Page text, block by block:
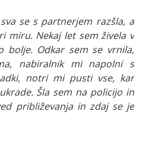
se s partnerjem razšla, a
miru. Nekaj let sem živela v
Odkar sem se vrnila,
nabiralnik mi napolni s
notri mi pusti vse, kar
Šla sem na policijo in
približevanja in zdaj se je